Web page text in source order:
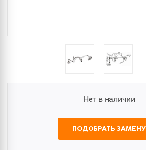
Нет в наличии
ПОДОБРАТЬ ЗАМЕНУ